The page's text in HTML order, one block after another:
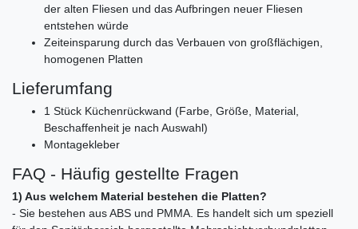
der alten Fliesen und das Aufbringen neuer Fliesen
entstehen würde
Zeiteinsparung durch das Verbauen von großflächigen,
homogenen Platten
Lieferumfang
1 Stück Küchenrückwand (Farbe, Größe, Material,
Beschaffenheit je nach Auswahl)
Montagekleber
FAQ - Häufig gestellte Fragen
1) Aus welchem Material bestehen die Platten?
- Sie bestehen aus ABS und PMMA. Es handelt sich um speziell